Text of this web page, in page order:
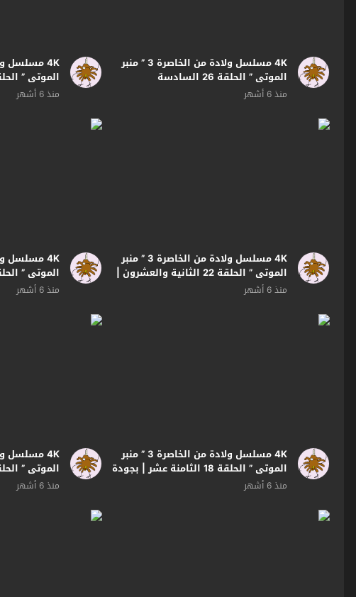
4K مسلسل ولادة من الخاصرة 3 ” منبر
الموتى ” الحلقة 26 السادسة
والعشرون | بجودة
منذ 6 أشهر
| بجودة
منذ 6 أشهر
4K مسلسل ولادة من الخاصرة 3 ” منبر
الموتى ” الحلقة 22 الثانية والعشرون |
بجودة
منذ 6 أشهر
بجودة
منذ 6 أشهر
4K مسلسل ولادة من الخاصرة 3 ” منبر
الموتى ” الحلقة 18 الثامنة عشر | بجودة
منذ 6 أشهر
بجودة
منذ 6 أشهر